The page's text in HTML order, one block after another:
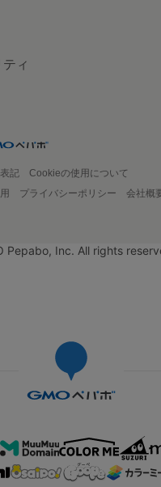
ィ
記
Cookieの使用について
プライバシーポリシー 会社概
Pepabo, Inc. All rights